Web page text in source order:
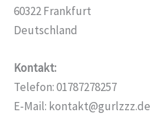
60322 Frankfurt
Deutschland
Kontakt:
Telefon: 01787278257
E-Mail: kontakt@gurlzzz.de